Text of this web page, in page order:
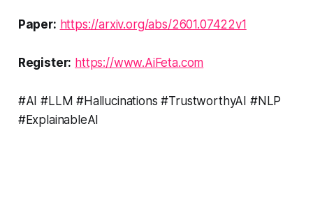
Paper: https://arxiv.org/abs/2601.07422v1
Register: https://www.AiFeta.com
#AI #LLM #Hallucinations #TrustworthyAI #NLP
#ExplainableAI